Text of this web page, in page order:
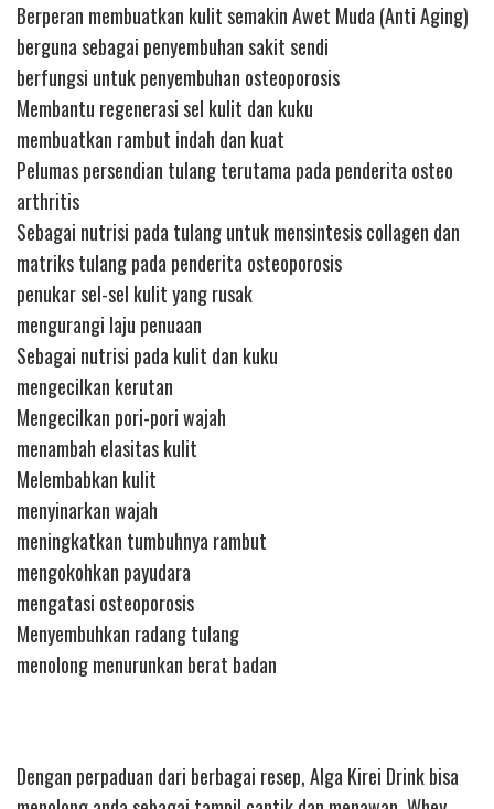
Berperan membuatkan kulit semakin Awet Muda (Anti Aging)
berguna sebagai penyembuhan sakit sendi
berfungsi untuk penyembuhan osteoporosis
Membantu regenerasi sel kulit dan kuku
membuatkan rambut indah dan kuat
Pelumas persendian tulang terutama pada penderita osteo
arthritis
Sebagai nutrisi pada tulang untuk mensintesis collagen dan
matriks tulang pada penderita osteoporosis
penukar sel-sel kulit yang rusak
mengurangi laju penuaan
Sebagai nutrisi pada kulit dan kuku
mengecilkan kerutan
Mengecilkan pori-pori wajah
menambah elasitas kulit
Melembabkan kulit
menyinarkan wajah
meningkatkan tumbuhnya rambut
mengokohkan payudara
mengatasi osteoporosis
Menyembuhkan radang tulang
menolong menurunkan berat badan
Dengan perpaduan dari berbagai resep, Alga Kirei Drink bisa